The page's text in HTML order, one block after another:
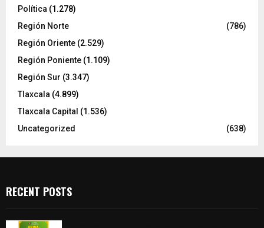
Política (1.278)
Región Norte
(786)
Región Oriente (2.529)
Región Poniente (1.109)
Región Sur (3.347)
Tlaxcala (4.899)
Tlaxcala Capital (1.536)
Uncategorized
(638)
RECENT POSTS